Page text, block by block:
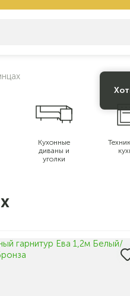
Кухонные
диваны и
уголки